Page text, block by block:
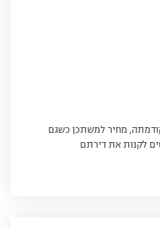
מחיר למשתכן כשגם
לקנות את דירתם